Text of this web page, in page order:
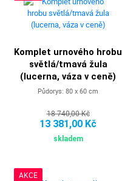
Komplet urnového hrobu
světlá/tmavá žula
(lucerna, váza v ceně)
Půdorys: 80 x 60 cm
18 740,00 Kč
13 381,00 Kč
skladem
AKCE